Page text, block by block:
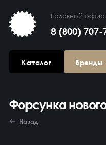
Головной офис
8 (800) 707-
Каталог Бренды
Форсунка
Назад